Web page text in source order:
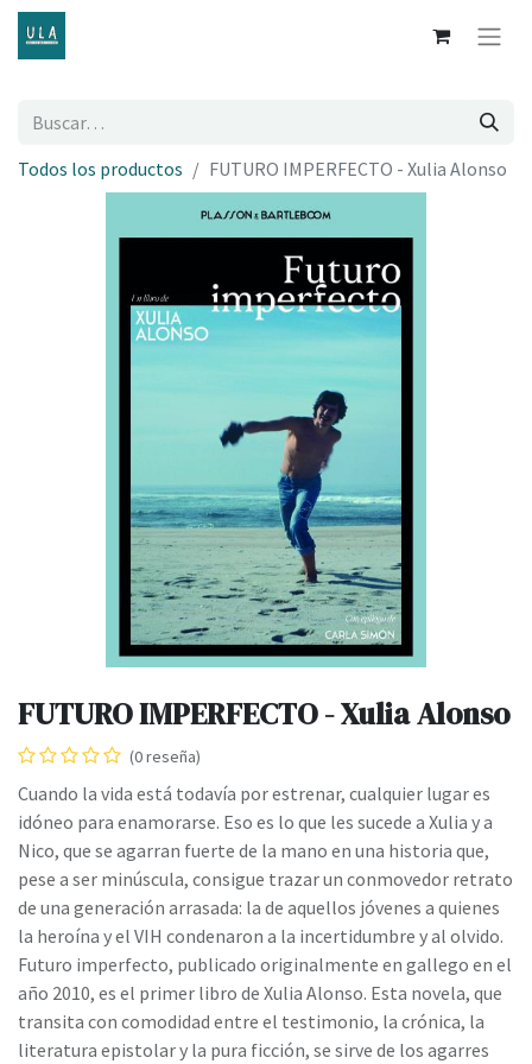
Todos los productos FUTURO IMPERFECTO - Xulia Alonso
FUTURO IMPERFECTO - Xulia Alonso
(0 reseña)
Cuando la vida está todavía por estrenar, cualquier lugar es
idóneo para enamorarse. Eso es lo que les sucede a Xulia y a
Nico, que se agarran fuerte de la mano en una historia que,
pese a ser minúscula, consigue trazar un conmovedor retrato
de una generación arrasada: la de aquellos jóvenes a quienes
la heroína y el VIH condenaron a la incertidumbre y al olvido.
Futuro imperfecto, publicado originalmente en gallego en el
año 2010, es el primer libro de Xulia Alonso. Esta novela, que
transita con comodidad entre el testimonio, la crónica, la
literatura epistolar y la pura ficción, se sirve de los agarres